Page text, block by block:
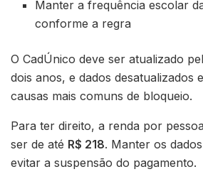
Manter a frequência escolar
conforme a regra
O CadÚnico deve ser atualizado
dois anos, e dados desatualizados
causas mais comuns de bloqueio.
Para ter direito, a renda por
ser de até R$ 218. Manter os
evitar a suspensão do pagamento.